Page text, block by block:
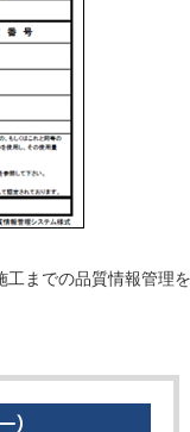
工までの品質情報管理を